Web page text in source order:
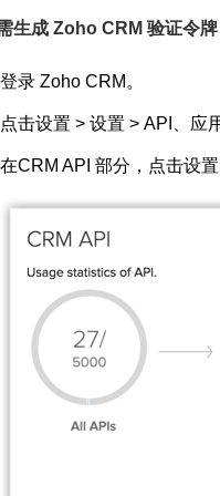
生成 Zoho CRM 验证令牌
登录 Zoho CRM。
点击设置 > 设置 > API、应
在CRM API 部分，点击设置